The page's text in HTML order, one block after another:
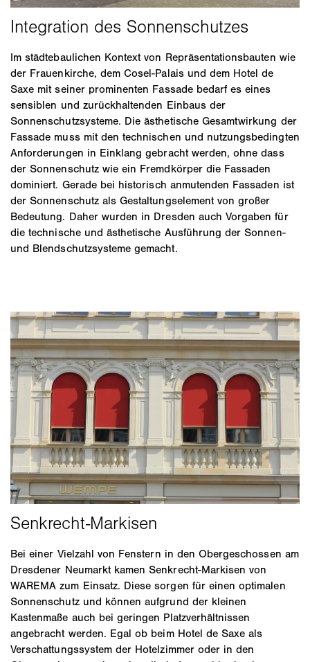
Im städtebaulichen Kontext von Repräsentationsbauten wie
der Frauenkirche, dem Cosel-Palais und dem Hotel de
Saxe mit seiner prominenten Fassade bedarf es eines
sensiblen und zurückhaltenden Einbaus der
Sonnenschutzsysteme. Die ästhetische Gesamtwirkung der
Fassade muss mit den technischen und nutzungsbedingten
Anforderungen in Einklang gebracht werden, ohne dass
der Sonnenschutz wie ein Fremdkörper die Fassaden
dominiert. Gerade bei historisch anmutenden Fassaden ist
der Sonnenschutz als Gestaltungselement von großer
Bedeutung. Daher wurden in Dresden auch Vorgaben für
die technische und ästhetische Ausführung der Sonnen-
und Blendschutzsysteme gemacht.
Bei einer Vielzahl von Fenstern in den Obergeschossen am
Dresdener Neumarkt kamen Senkrecht-Markisen von
WAREMA zum Einsatz. Diese sorgen für einen optimalen
Sonnenschutz und können aufgrund der kleinen
Kastenmaße auch bei geringen Platzverhältnissen
angebracht werden. Egal ob beim Hotel de Saxe als
Verschattungssystem der Hotelzimmer oder in den